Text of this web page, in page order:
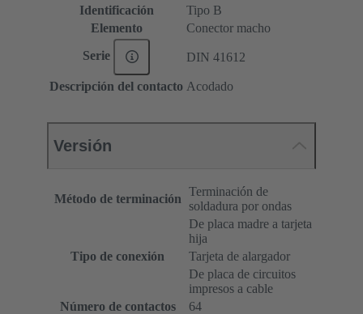
Identificación
Tipo B
Elemento
Conector macho
Serie DIN 41612
Descripción del contacto Acodado
Versión
Método de terminación
Terminación de
soldadura por ondas
Tipo de conexión
De placa madre a tarjeta
hija
Tarjeta de alargador
De placa de circuitos
impresos a cable
Número de contactos
64